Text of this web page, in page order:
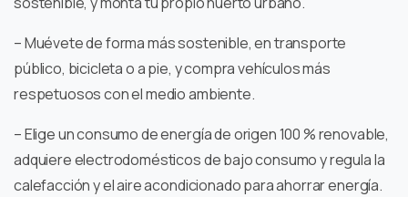
– Muévete de forma más sostenible, en transporte
público, bicicleta o a pie, y compra vehículos más
respetuosos con el medio ambiente.
– Elige un consumo de energía de origen 100 % renovable,
adquiere electrodomésticos de bajo consumo y regula la
calefacción y el aire acondicionado para ahorrar energía.